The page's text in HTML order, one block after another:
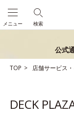
検索
メニュー
公式
TOP 店舗サービス
DECK